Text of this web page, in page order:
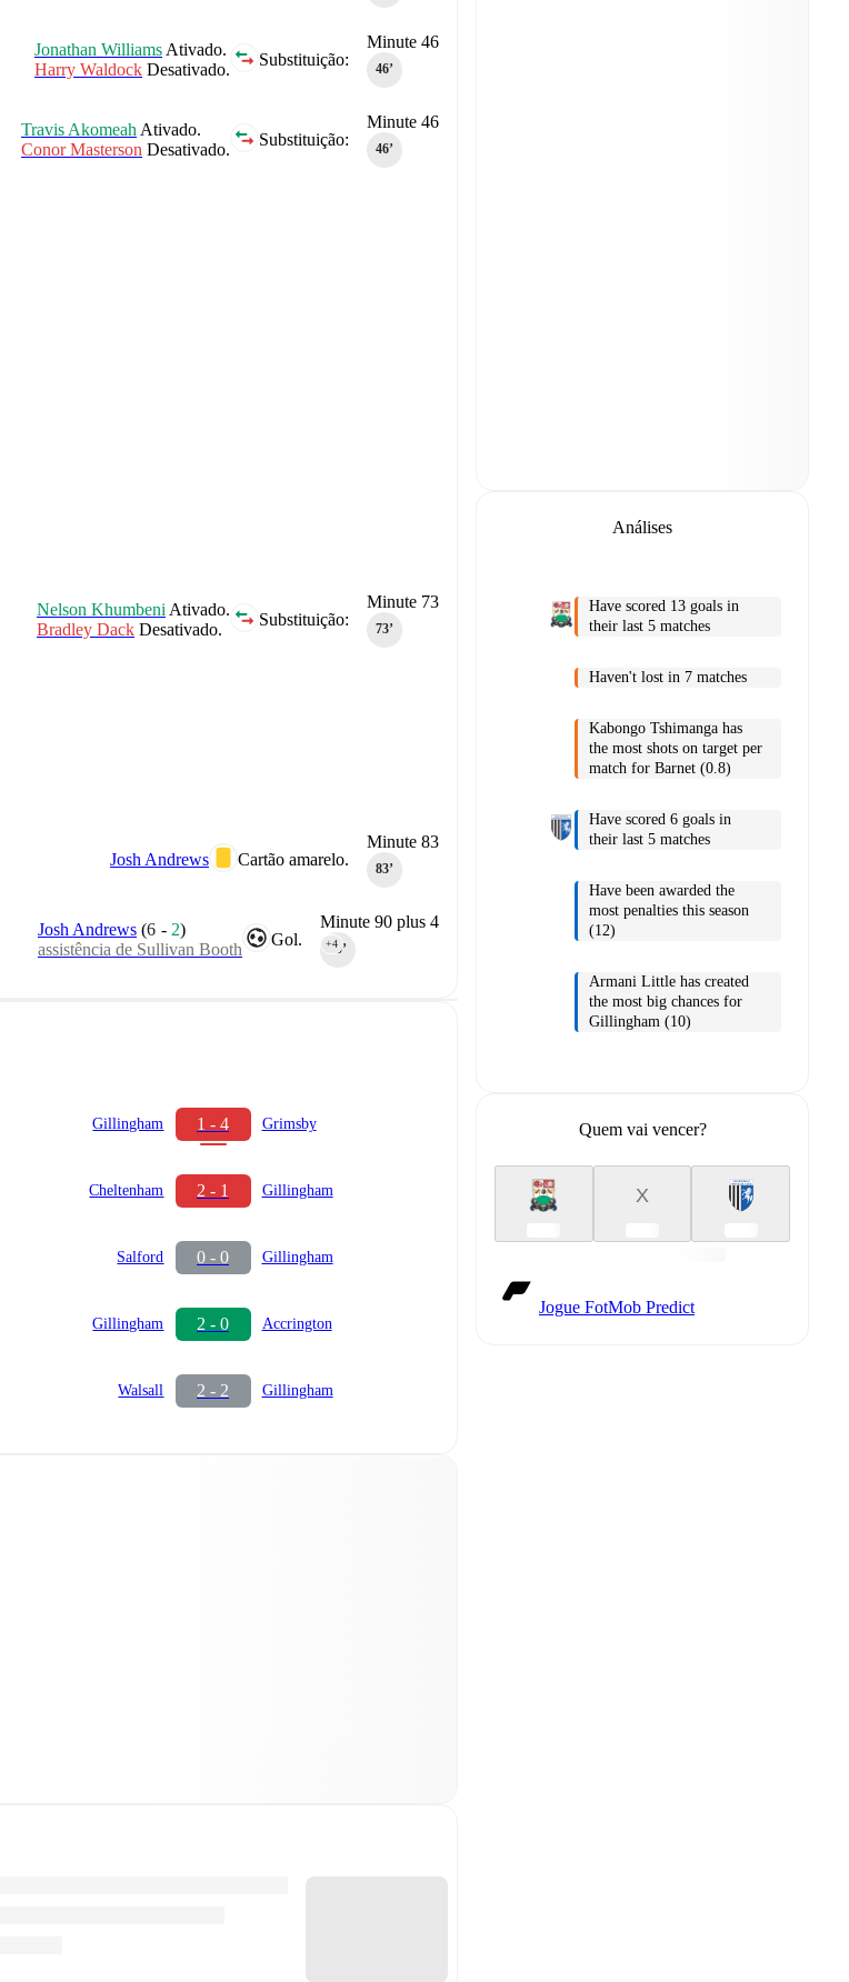
Minute 46
46‎’‎
Substituição:
Jonathan Williams Ativado.
Harry Waldock Desativado.
Minute 46
46‎’‎
Substituição:
Travis Akomeah Ativado.
Conor Masterson Desativado.
Minute 73
73‎’‎
Substituição:
Nelson Khumbeni Ativado.
Bradley Dack Desativado.
Minute 83
83‎’‎
Cartão amarelo.
Josh Andrews
Minute 90 plus 4
90‎’‎
+4
Gol.
Josh Andrews (6 - 2)
assistência de Sullivan Booth
Gillingham 1 - 4 Grimsby
Cheltenham 2 - 1 Gillingham
Salford 0 - 0 Gillingham
Gillingham 2 - 0 Accrington
Walsall 2 - 2 Gillingham
Análises
Have scored 13 goals in
their last 5 matches
Haven't lost in 7 matches
Kabongo Tshimanga has
the most shots on target per
match for Barnet (0.8)
Have scored 6 goals in
their last 5 matches
Have been awarded the
most penalties this season
(12)
Armani Little has created
the most big chances for
Gillingham (10)
Quem vai vencer?
X
Jogue FotMob Predict